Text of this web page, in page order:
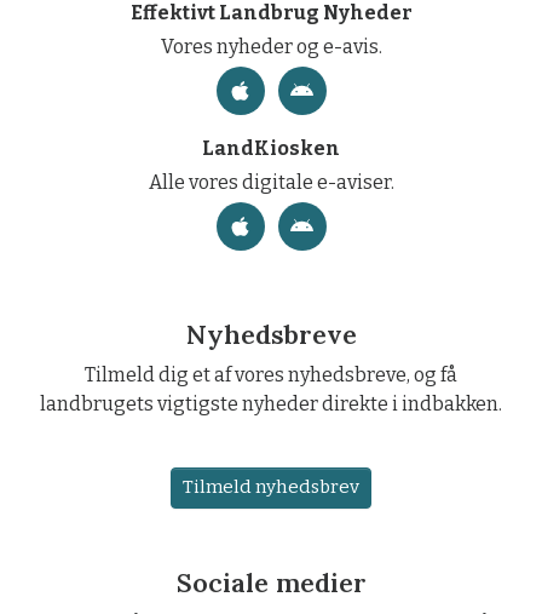
Effektivt Landbrug Nyheder
Vores nyheder og e-avis.
LandKiosken
Alle vores digitale e-aviser.
Nyhedsbreve
Tilmeld dig et af vores nyhedsbreve, og få
landbrugets vigtigste nyheder direkte i indbakken.
Tilmeld nyhedsbrev
Sociale medier